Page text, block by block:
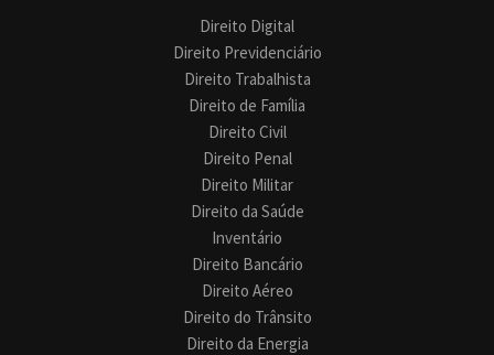
Direito Digital
Direito Previdenciário
Direito Trabalhista
Direito de Família
Direito Civil
Direito Penal
Direito Militar
Direito da Saúde
Inventário
Direito Bancário
Direito Aéreo
Direito do Trânsito
Direito da Energia